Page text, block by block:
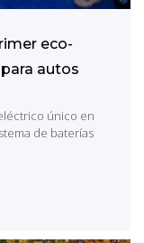
eco-
autos
único en
de baterías